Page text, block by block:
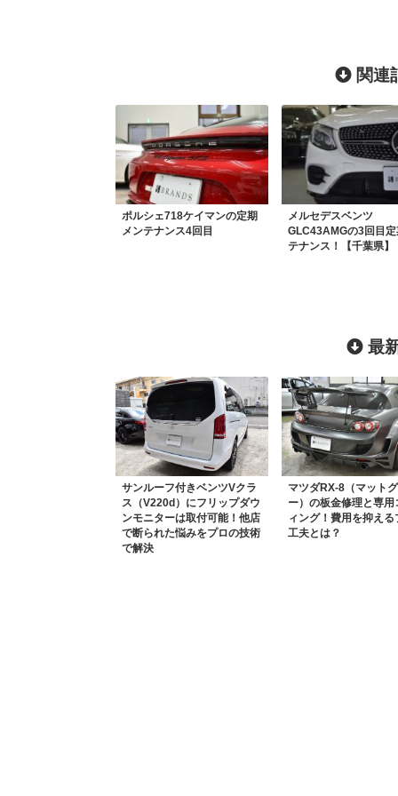
関連
ポルシェ718ケイマンの定期
メンテナンス4回目
メルセデスベンツ
GLC43AMGの3回目
テナンス！【千葉県】
最
サンルーフ付きベンツVクラ
ス（V220d）にフリップダウ
ンモニターは取付可能！他店
で断られた悩みをプロの技術
で解決
マツダRX-8（マット
ー）の板金修理と専用
ィング！費用を抑える
工夫とは？